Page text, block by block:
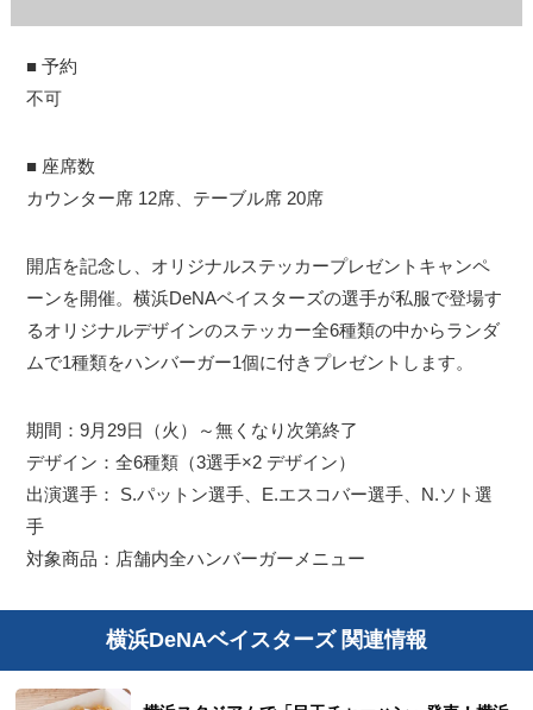
■ 予約
不可
■ 座席数
カウンター席 12席、テーブル席 20席
開店を記念し、オリジナルステッカープレゼントキャンペ
ーンを開催。横浜DeNAベイスターズの選手が私服で登場す
るオリジナルデザインのステッカー全6種類の中からランダ
ムで1種類をハンバーガー1個に付きプレゼントします。
期間：9月29日（火）～無くなり次第終了
デザイン：全6種類（3選手×2 デザイン）
出演選手： S.パットン選手、E.エスコバー選手、N.ソト選
手
対象商品：店舗内全ハンバーガーメニュー
横浜DeNAベイスターズ 関連情報